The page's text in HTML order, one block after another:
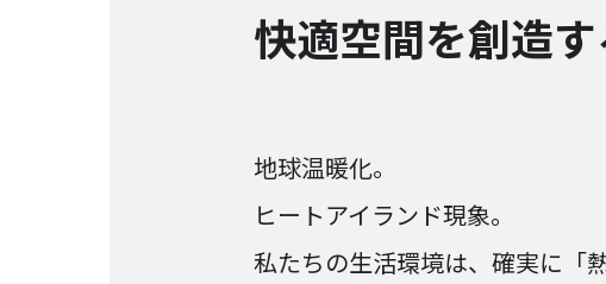
快適空間を創造す
地球温暖化。
ヒートアイランド現象。
私たちの生活環境は、確実に「